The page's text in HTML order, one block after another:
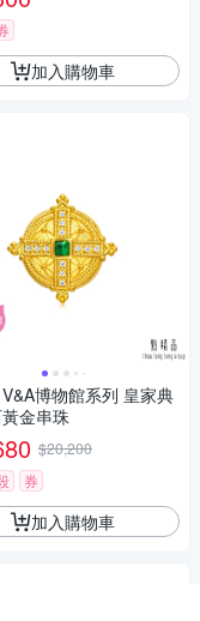
加入購物車
博物館系列 皇家典
金串珠
$20,200
券
加入購物車